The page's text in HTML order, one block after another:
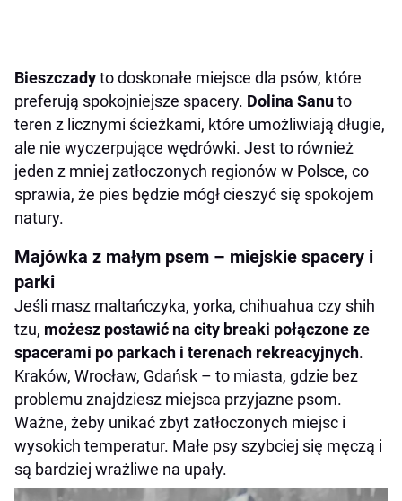
Bieszczadyto doskonałe miejsce dla psów, które
preferują spokojniejsze spacery. Dolina Sanuto
teren z licznymi ścieżkami, które umożliwiają długie,
ale nie wyczerpujące wędrówki. Jest to również
jeden z mniej zatłoczonych regionów w Polsce, co
sprawia, że pies będzie mógł cieszyć się spokojem
natury.
Majówka z małym psem – miejskie spacery i
parki
Jeśli masz maltańczyka, yorka, chihuahua czy shih
tzu, możesz postawić na city breaki połączone ze
spacerami po parkach i terenach rekreacyjnych.
Kraków, Wrocław, Gdańsk – to miasta, gdzie bez
problemu znajdziesz miejsca przyjazne psom.
Ważne, żeby unikać zbyt zatłoczonych miejsc i
wysokich temperatur. Małe psy szybciej się męczą i
są bardziej wrażliwe na upały.